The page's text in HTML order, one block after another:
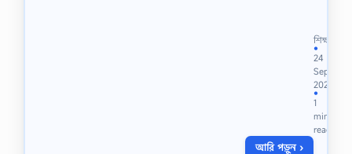
:
১
০
ম
/
s
s
c
শিক্ষা
●
24
Sep
2021
●
1
min
read
আরি পড়ুন ›